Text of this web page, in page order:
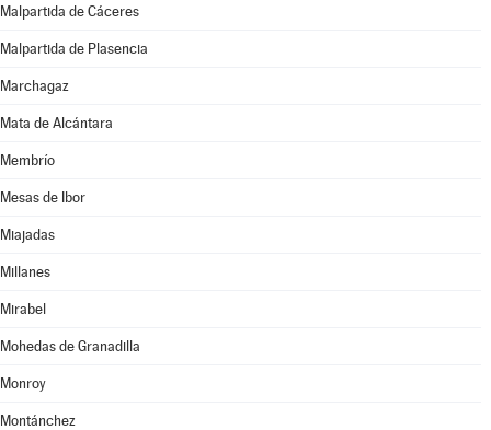
Malpartida de Cáceres
Malpartida de Plasencia
Marchagaz
Mata de Alcántara
Membrío
Mesas de Ibor
Miajadas
Millanes
Mirabel
Mohedas de Granadilla
Monroy
Montánchez